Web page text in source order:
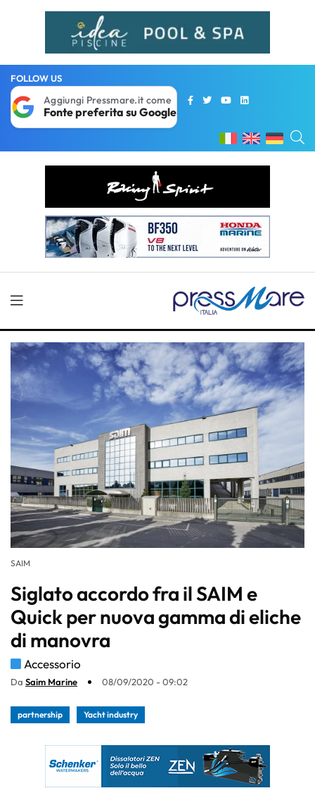
FOLLOW US
Aggiungi Pressmare.it come
Fonte preferita su Google
SAIM
Siglato accordo fra il SAIM e
Quick per nuova gamma di eliche
di manovra
Accessorio
Da Saim Marine 08/09/2020 - 09:02
partnership Yacht industry